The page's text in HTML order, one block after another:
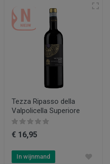
Tezza Ripasso della
Valpolicella Superiore
€ 16,95
In wijnmand